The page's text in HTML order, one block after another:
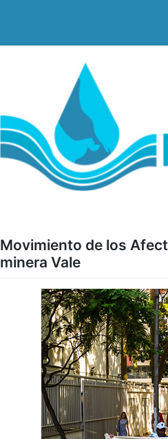
Movimiento de los
minera Vale